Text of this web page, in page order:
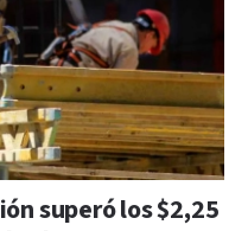
superó los $2,25